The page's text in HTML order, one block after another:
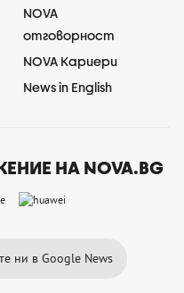
NOVA
отговорност
NOVA Кариери
News in English
НА NOVA.BG
ни в Google News